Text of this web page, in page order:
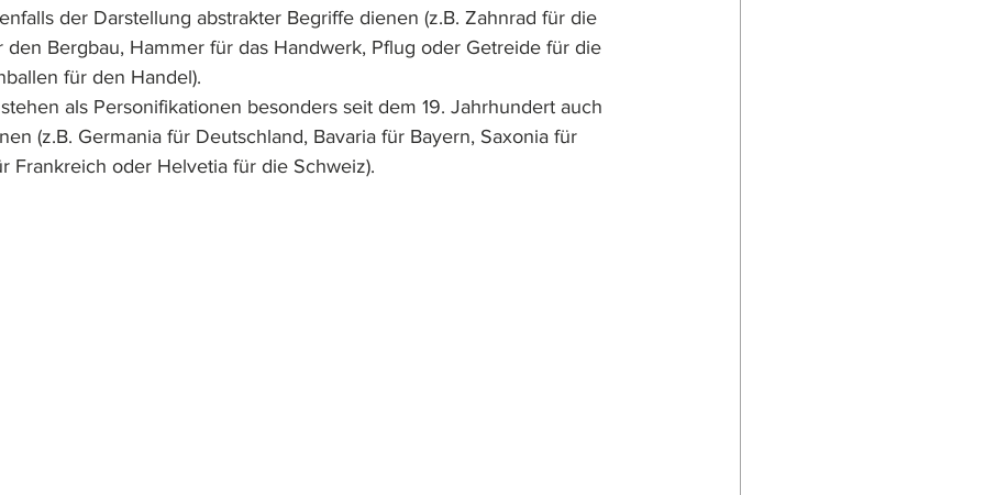
der Darstellung abstrakter Begriffe dienen (z.B. Zahnrad für die
den Bergbau, Hammer für das Handwerk, Pflug oder Getreide für die
für den Handel).
als Personifikationen besonders seit dem 19. Jahrhundert auch
(z.B. Germania für Deutschland, Bavaria für Bayern, Saxonia für
Frankreich oder Helvetia für die Schweiz).